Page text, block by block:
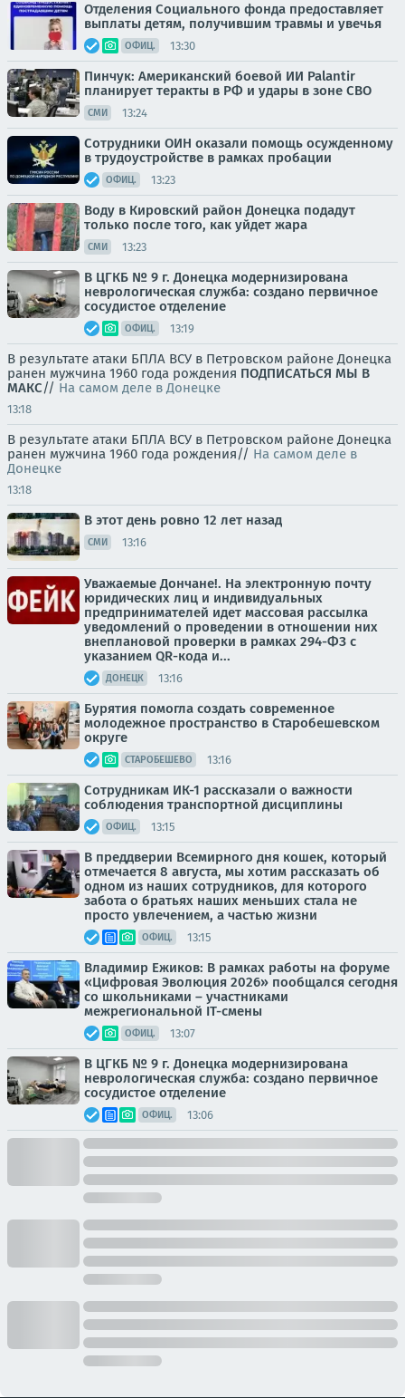
Отделения Социального фонда предоставляет
выплаты детям, получившим травмы и увечья
ОФИЦ. 13:30
Пинчук: Американский боевой ИИ Palantir
планирует теракты в РФ и удары в зоне СВО
СМИ 13:24
Сотрудники ОИН оказали помощь осужденному
в трудоустройстве в рамках пробации
ОФИЦ. 13:23
Воду в Кировский район Донецка подадут
только после того, как уйдет жара
СМИ 13:23
В ЦГКБ № 9 г. Донецка модернизирована
неврологическая служба: создано первичное
сосудистое отделение
ОФИЦ. 13:19
В результате атаки БПЛА ВСУ в Петровском районе Донецка
ранен мужчина 1960 года рождения ПОДПИСАТЬСЯ МЫ В
MAКС// На самом деле в Донецке
13:18
В результате атаки БПЛА ВСУ в Петровском районе Донецка
ранен мужчина 1960 года рождения// На самом деле в
Донецке
13:18
В этот день ровно 12 лет назад
СМИ 13:16
Уважаемые Дончане!. На электронную почту
юридических лиц и индивидуальных
предпринимателей идет массовая рассылка
уведомлений о проведении в отношении них
внеплановой проверки в рамках 294-ФЗ с
указанием QR-кода и...
ДОНЕЦК 13:16
Бурятия помогла создать современное
молодежное пространство в Старобешевском
округе
СТАРОБЕШЕВО 13:16
Сотрудникам ИК-1 рассказали о важности
соблюдения транспортной дисциплины
ОФИЦ. 13:15
В преддверии Всемирного дня кошек, который
отмечается 8 августа, мы хотим рассказать об
одном из наших сотрудников, для которого
забота о братьях наших меньших стала не
просто увлечением, а частью жизни
ОФИЦ. 13:15
Владимир Ежиков: В рамках работы на форуме
«Цифровая Эволюция 2026» пообщался сегодня
со школьниками – участниками
межрегиональной IT-смены
ОФИЦ. 13:07
В ЦГКБ № 9 г. Донецка модернизирована
неврологическая служба: создано первичное
сосудистое отделение
ОФИЦ. 13:06